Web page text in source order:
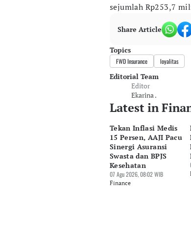
sejumlah Rp253,7
Share Article
Topics
FWD Insurance loyalitas
Editorial Team
Editor
Ekarina .
Latest in
Tekan Inflasi Medis
15 Persen, AAJI Pacu
Sinergi Asuransi
Swasta dan BPJS
Kesehatan
07 Agu 2026, 08:02 WIB
Finance